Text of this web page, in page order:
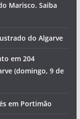
Marisco. Saiba
do Algarve
em 204
(domingo, 9 de
em Portimão